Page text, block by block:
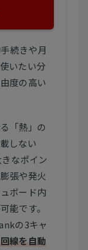
続きや月
いたい分
度の高い
「熱」の
しない
なポイン
張や発火
ボード内
能です。
の3キャ
線を自動